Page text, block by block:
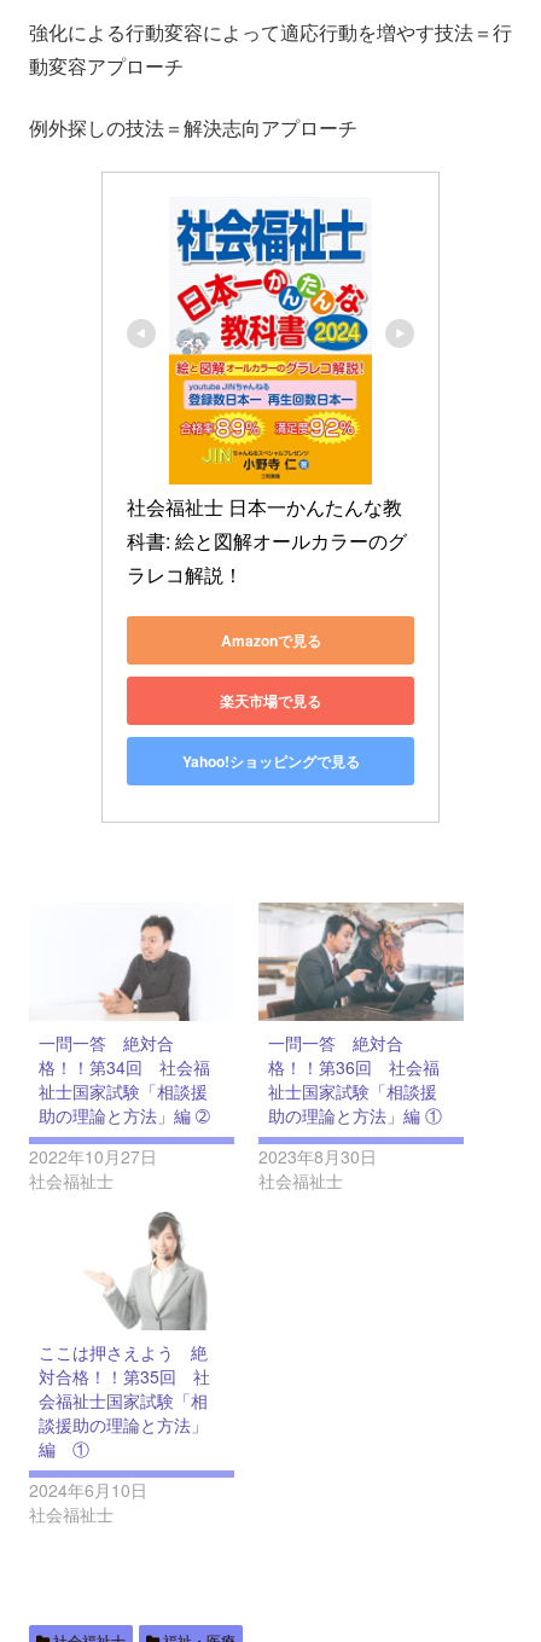
強化による行動変容によって適応行動を増やす技法＝行
動変容アプローチ
例外探しの技法＝解決志向アプローチ
社会福祉士 日本一かんたんな教
科書: 絵と図解オールカラーのグ
ラレコ解説！
Amazonで見る
楽天市場で見る
Yahoo!ショッピングで見る
一問一答 絶対合
格！！第34回 社会福
祉士国家試験「相談援
助の理論と方法」編 ➁
2022年10月27日
社会福祉士
一問一答 絶対合
格！！第36回 社会福
祉士国家試験「相談援
助の理論と方法」編 ①
2023年8月30日
社会福祉士
ここは押さえよう 絶
対合格！！第35回 社
会福祉士国家試験「相
談援助の理論と方法」
編 ①
2024年6月10日
社会福祉士